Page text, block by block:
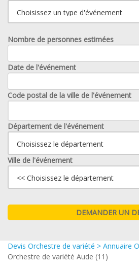
Nombre de personnes estimées
Date de l'événement
Code postal de la ville de l'événement
Département de l'événement
Ville de l'événement
Devis Orchestre de variété > Annuaire
Orchestre de variété Aude (11)